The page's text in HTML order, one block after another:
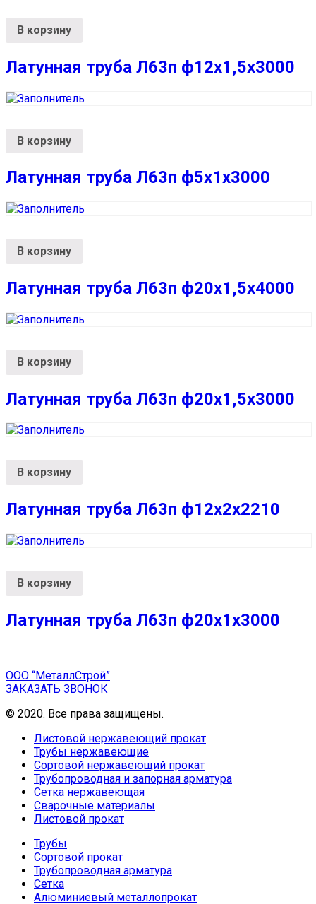
В корзину
Латунная труба Л63п ф12х1,5х3000
В корзину
Латунная труба Л63п ф5х1х3000
В корзину
Латунная труба Л63п ф20х1,5х4000
В корзину
Латунная труба Л63п ф20х1,5х3000
В корзину
Латунная труба Л63п ф12х2х2210
В корзину
Латунная труба Л63п ф20х1х3000
ООО “МеталлСтрой”
ЗАКАЗАТЬ ЗВОНОК
© 2020. Все права защищены.
Листовой нержавеющий прокат
Трубы нержавеющие
Сортовой нержавеющий прокат
Трубопроводная и запорная арматура
Сетка нержавеющая
Сварочные материалы
Листовой прокат
Трубы
Сортовой прокат
Трубопроводная арматура
Сетка
Алюминиевый металлопрокат